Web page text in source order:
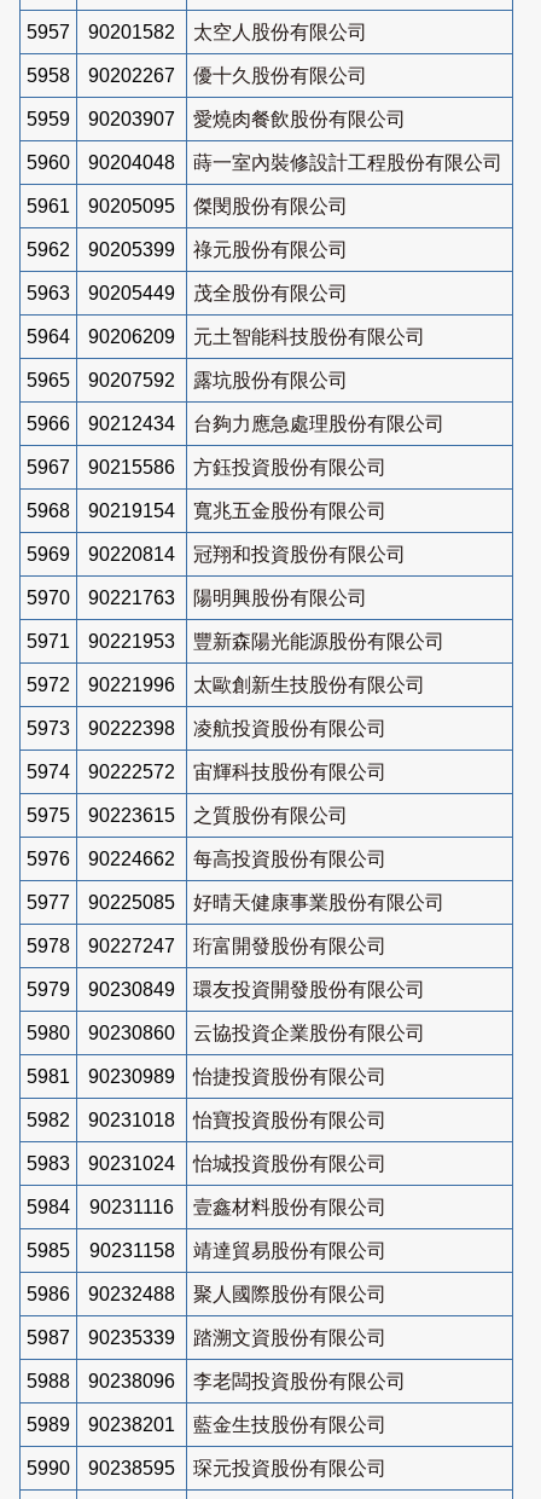
5957 90201582 太空人股份有限公司
5958 90202267 優十久股份有限公司
5959 90203907 愛燒肉餐飲股份有限公司
5960 90204048 蒔一室內裝修設計工程股份有限公司
5961 90205095 傑閔股份有限公司
5962 90205399 祿元股份有限公司
5963 90205449 茂全股份有限公司
5964 90206209 元土智能科技股份有限公司
5965 90207592 露坑股份有限公司
5966 90212434 台夠力應急處理股份有限公司
5967 90215586 方鈺投資股份有限公司
5968 90219154 寬兆五金股份有限公司
5969 90220814 冠翔和投資股份有限公司
5970 90221763 陽明興股份有限公司
5971 90221953 豐新森陽光能源股份有限公司
5972 90221996 太歐創新生技股份有限公司
5973 90222398 凌航投資股份有限公司
5974 90222572 宙輝科技股份有限公司
5975 90223615 之質股份有限公司
5976 90224662 每高投資股份有限公司
5977 90225085 好晴天健康事業股份有限公司
5978 90227247 珩富開發股份有限公司
5979 90230849 環友投資開發股份有限公司
5980 90230860 云協投資企業股份有限公司
5981 90230989 怡捷投資股份有限公司
5982 90231018 怡寶投資股份有限公司
5983 90231024 怡城投資股份有限公司
5984 90231116 壹鑫材料股份有限公司
5985 90231158 靖達貿易股份有限公司
5986 90232488 聚人國際股份有限公司
5987 90235339 踏溯文資股份有限公司
5988 90238096 李老闆投資股份有限公司
5989 90238201 藍金生技股份有限公司
5990 90238595 琛元投資股份有限公司